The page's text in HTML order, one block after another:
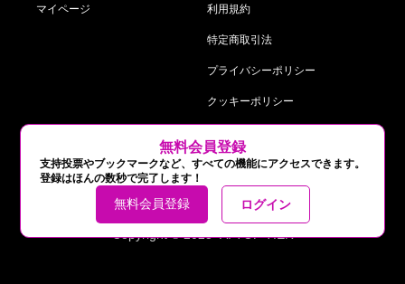
マイページ 利用規約
特定商取引法
プライバシーポリシー
クッキーポリシー
follow us on:
Copyright © 2025 AI TOP TIER
‍無料会員登録
支持投票やブックマークなど、すべての機能にアクセスできます。
登録はほんの数秒で完了します！
無料会員登録 ログイン